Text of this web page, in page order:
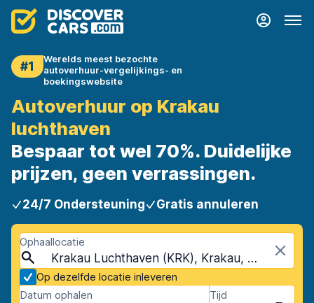
#1
Werelds meest bezochte
autoverhuur-vergelijkings- en
boekingswebsite
Autoverhuur op Krakau
luchthaven
Bespaar tot wel 70%. Duidelijke
prijzen, geen verrassingen.
24/7 Ondersteuning Gratis annuleren
Ophaallocatie
Krakau Luchthaven (KRK), Krakau, Polen
Op dezelfde locatie inleveren
Datum ophalen
Tijd